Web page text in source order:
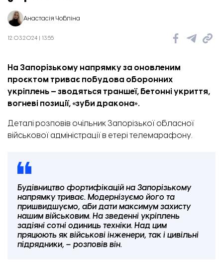
Про нас
Редакційна політика
Анастасія Чобліна
12.03.2024 | 13:55
На Запорізькому напрямку за оновленим
проєктом триває побудова оборонних
укріплень — зводяться траншеї, бетонні укриття,
вогневі позиції, «зуби дракона».
Деталі розповів очільник Запорізької обласної
військової адміністрації в етері телемарафону.
Будівництво фортифікацій на Запорізькому
напрямку триває. Модернізуємо його та
пришвидшуємо, аби дати максимум захисту
нашим військовим. На зведенні укріплень
задіяні сотні одиниць техніки. Над цим
пряцюють як військові інженери, так і цивільні
підрядники, – розповів він.